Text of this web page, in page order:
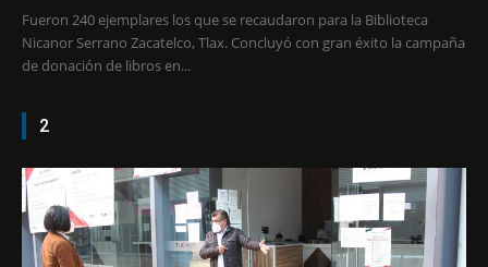
Fueron 240 ejemplares los que se recaudaron para la Biblioteca
Nicanor Serrano Zacatelco, Tlax. Concluyó con gran éxito la campaña
de donación de libros en...
2